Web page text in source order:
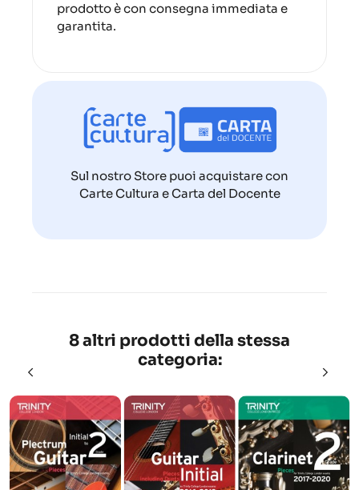
prodotto è con consegna immediata e
garantita.
Sul nostro Store puoi acquistare con
Carte Cultura e Carta del Docente
8 altri prodotti della stessa
categoria: